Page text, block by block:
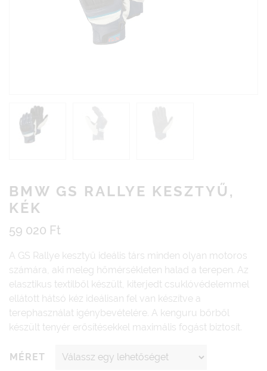
BMW GS RALLYE KESZTYŰ,
KÉK
59 020 Ft
A GS Rallye kesztyű ideális társ minden olyan motoros
számára, aki meleg hőmérsékleten halad a terepen. Az
elasztikus textilből készült, kiterjedt csuklóvédelemmel
ellátott hátsó kéz ideálisan fel van készítve a
terephasználat igénybevételére. A kenguru bőrből
készült tenyér erősítésekkel maximális fogást biztosít.
MÉRET